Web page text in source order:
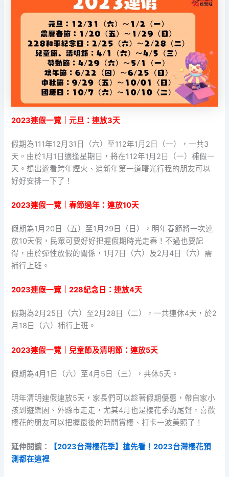
2023連假一覽｜元旦：連放3天
假期為111年12月31日（六）至112年1月2日（一），一共3
天。由於1月1日適逢星期日，將在112年1月2日（一）補假一
天。想出遊看跨年煙火、追新年第一道曙光行程的朋友可以
好好安排一下了！
2023連假一覽｜春節過年：連放10天
假期為1月20日（五）至1月29日（日），明年春節將一次連
放10天假，民眾可要好好把握假期時光走春！不過也要記
得，由於彈性放假的關係，1月7日（六）及2月4日（六）需
補行上班。
2023連假一覽｜228紀念日：連放4天
假期為2月25日（六）至2月28日（二），一共連休4天，於2
月18日（六）補行上班。
2023連假一覽｜兒童節及清明節：連放5天
假期為4月1日（六）至4月5日（三），共休5天。
明年清明連假連放5天，家長們可以趁著假期優惠，帶自家小
孩到遊樂園、外縣市走走，尤其4月也是櫻花季的尾聲，喜歡
櫻花的朋友可以把握最後的時間賞櫻、打卡一波美照了！
延伸閱讀：
【2023台灣櫻花季】搶先看！2023台灣櫻花預
測都在這裡